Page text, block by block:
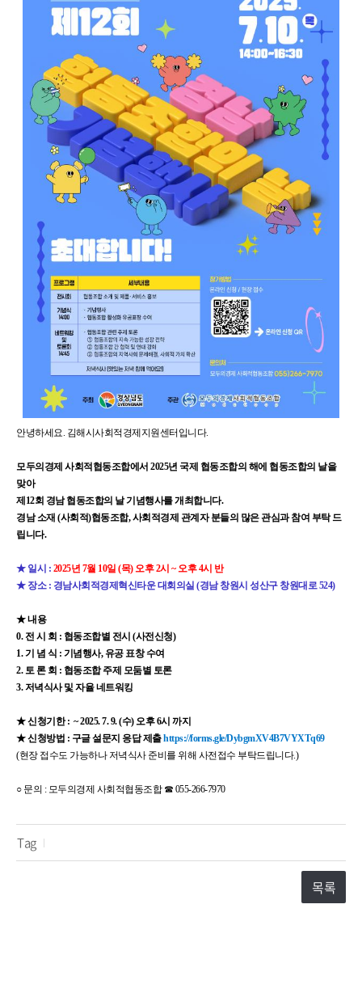
안녕하세요. 김해시사회적경제지원센터입니다.
모두의경제 사회적협동조합에서 2025년 국제 협동조합의 해에 협동조합의 날을
맞아
제12회 경남 협동조합의 날 기념행사를 개최합니다.
경남 소재 (사회적)협동조합, 사회적경제 관계자 분들의 많은 관심과 참여 부탁 드
립니다.
★ 일시 : 2025년 7월 10일 (목) 오후 2시 ~ 오후 4시 반
★ 장소 : 경남사회적경제혁신타운 대회의실 (경남 창원시 성산구 창원대로 524)
★ 내용
0. 전 시 회 : 협동조합별 전시 (사전신청)
1. 기 념 식 : 기념행사, 유공 표창 수여
2. 토 론 회 : 협동조합 주제 모둠별 토론
3. 저녁식사 및 자율 네트워킹
★ 신청기한 : ~ 2025. 7. 9. (수) 오후 6시 까지
★ 신청방법 : 구글 설문지 응답 제출https://forms.gle/DybgmXV4B7VYXTq69
(현장 접수도 가능하나 저녁식사 준비를 위해 사전접수 부탁드립니다.)
○ 문의 : 모두의경제 사회적협동조합 ☎ 055-266-7970
Tag
목록